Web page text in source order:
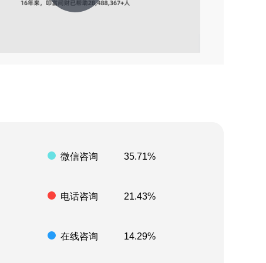
2026-08-03 09:26
2026-08-06 21:35
Play
微信咨询 35.71%
电话咨询 21.43%
在线咨询 14.29%